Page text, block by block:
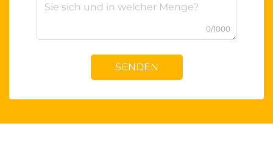
0/1000
SENDEN